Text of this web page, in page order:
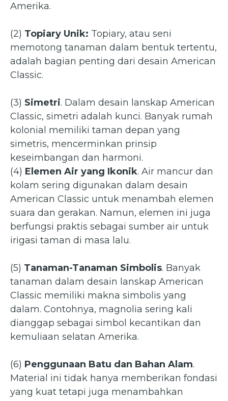
Amerika.
(2) Topiary Unik: Topiary, atau seni
memotong tanaman dalam bentuk tertentu,
adalah bagian penting dari desain American
Classic.
(3) Simetri. Dalam desain lanskap American
Classic, simetri adalah kunci. Banyak rumah
kolonial memiliki taman depan yang
simetris, mencerminkan prinsip
keseimbangan dan harmoni.
(4) Elemen Air yang Ikonik. Air mancur dan
kolam sering digunakan dalam desain
American Classic untuk menambah elemen
suara dan gerakan. Namun, elemen ini juga
berfungsi praktis sebagai sumber air untuk
irigasi taman di masa lalu.
(5) Tanaman-Tanaman Simbolis. Banyak
tanaman dalam desain lanskap American
Classic memiliki makna simbolis yang
dalam. Contohnya, magnolia sering kali
dianggap sebagai simbol kecantikan dan
kemuliaan selatan Amerika.
(6) Penggunaan Batu dan Bahan Alam.
Material ini tidak hanya memberikan fondasi
yang kuat tetapi juga menambahkan